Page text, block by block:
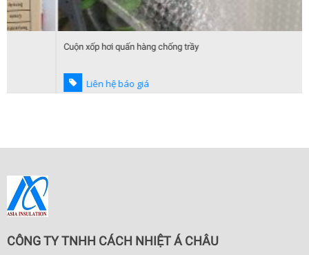
Cuộn xốp hơi quấn hàng chống trầy
Liên hệ báo giá
CÔNG TY TNHH CÁCH NHIỆT Á CHÂU